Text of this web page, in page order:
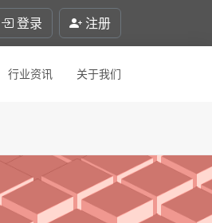
登录 注册
行业资讯 关于我们